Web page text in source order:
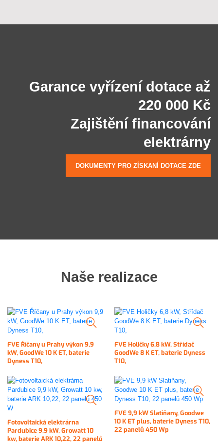
Garance vyřízení dotace až
220 000 Kč
Zajištění financování
elektrárny
DOKUMENTY PRO ZÍSKANÍ DOTACE ZDE
Naše realizace
FVE Říčany u Prahy výkon 9,9
kW, GoodWe 10 K ET, baterie
Dyness T10,
FVE Holičky 6,8 kW, Střídač
GoodWe 8 K ET, baterie Dyness
T10,
Fotovoltaická elektrárna
Pardubice 9,9 kW, Growatt 10
kw, baterie ARK 10,22, 22 panelů
FVE 9,9 kW Slatiňany, Goodwe
10 K ET plus, baterie Dyness T10,
22 panelů 450 Wp